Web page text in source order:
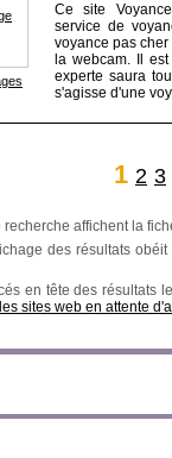
Ce site
service de
voyance pas
la webcam. Il
experte saura
s'agisse d'une
1 2 3
recherche affichent la
des résultats
en tête des résultats
les sites web en attente